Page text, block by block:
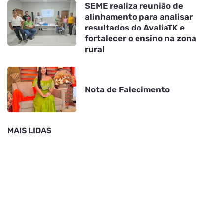
SEME realiza reunião de
alinhamento para analisar
resultados do AvaliaTK e
fortalecer o ensino na zona
rural
Nota de Falecimento
MAIS LIDAS